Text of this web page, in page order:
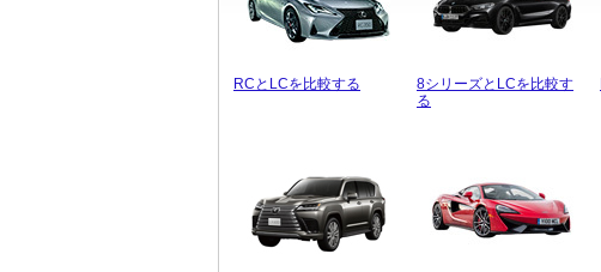
RCとLCを比較する
8シリーズとLCを比較す
る